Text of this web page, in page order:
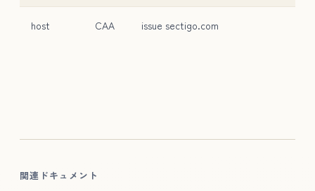
host CAA issue sectigo.com
関連ドキュメント